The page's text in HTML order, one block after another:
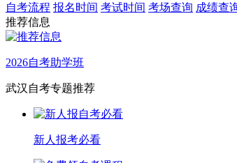
自考流程 报名时间 考试时间 考场查询 成绩查
推荐信息
2026自考助学班
武汉自考专题推荐
新人报考必看